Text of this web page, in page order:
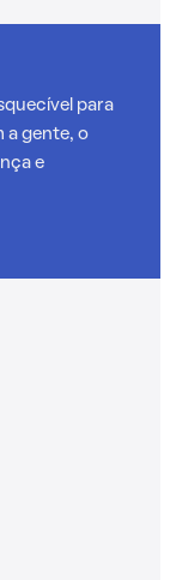
para
a gente, o
e